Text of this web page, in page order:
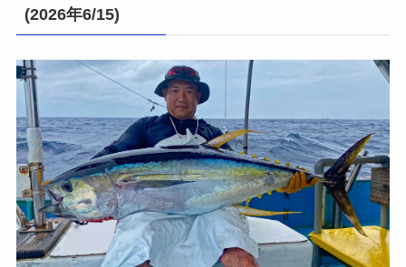
(2026年6/15)